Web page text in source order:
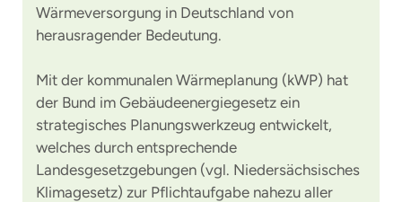
Wärmeversorgung in Deutschland von
herausragender Bedeutung.
Mit der kommunalen Wärmeplanung (kWP) hat
der Bund im Gebäudeenergiegesetz ein
strategisches Planungswerkzeug entwickelt,
welches durch entsprechende
Landesgesetzgebungen (vgl. Niedersächsisches
Klimagesetz) zur Pflichtaufgabe nahezu aller